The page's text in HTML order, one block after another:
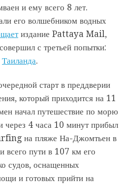
и ему всего 8 лет.
его волшебником водных
издание Pattaya Mail,
с третьей попытки:
Таиланда.
старт в преддверии
который приходится на 11
начал путешествие по морю
4 часа 10 минут прибыл
на пляже На-Джомтьен в
всего пути в 107 км его
судов, оснащенных
и готовых прийти на